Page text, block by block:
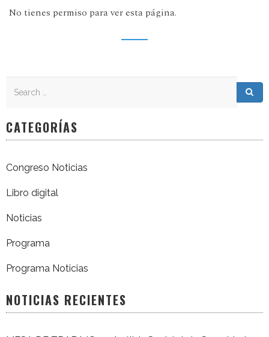
No tienes permiso para ver esta página.
CATEGORÍAS
Congreso Noticias
Libro digital
Noticias
Programa
Programa Noticias
NOTICIAS RECIENTES